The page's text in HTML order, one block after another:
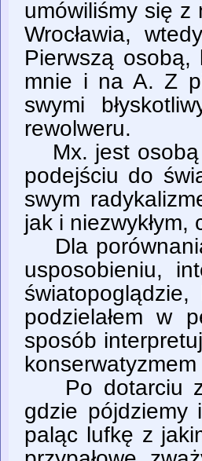
umówiliśmy się z
Wrocławia,
Pierwszą osobą,
mnie i na A. Z
swymi
rewolweru.
Mx. jest osobą
podejściu do
swym
jak i
Dla
usposobieniu,
podzielałem w
sposób
Po dotarciu
gdzie pójdziemy
paląc lufkę z